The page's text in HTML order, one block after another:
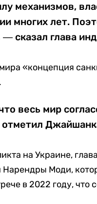
механизмов,
многих лет.
― сказал глава
«концепция
весь мир
на Украине,
Моди,
в 2022 году, что